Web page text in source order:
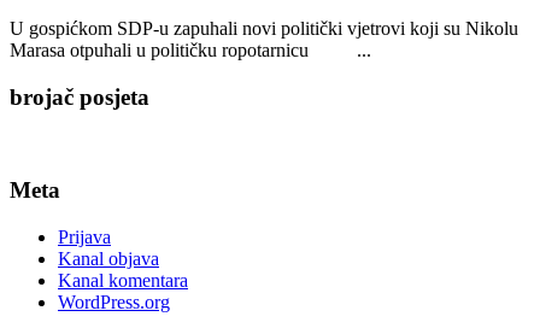
U gospićkom SDP-u zapuhali novi politički vjetrovi koji su Nikolu
Marasa otpuhali u političku ropotarnicu ...
brojač posjeta
Meta
Prijava
Kanal objava
Kanal komentara
WordPress.org